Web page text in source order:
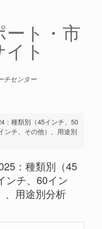
ート・市
ト
チセンター
：種類別（45インチ、50
ンチ、その他）、用途別
：種類別（45
ンチ、60イン
、用途別分析